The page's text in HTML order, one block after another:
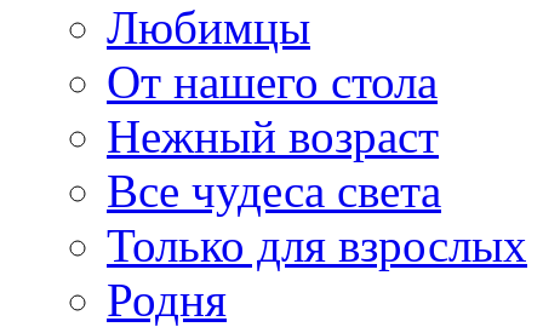
Любимцы
От нашего стола
Нежный возраст
Все чудеса света
Только для взрослых
Родня